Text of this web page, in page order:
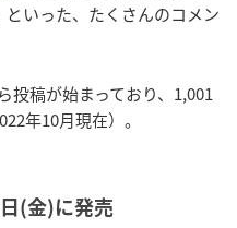
といった、たくさんのコメン
投稿が始まっており、1,001
年10月現在）。
(金)に発売